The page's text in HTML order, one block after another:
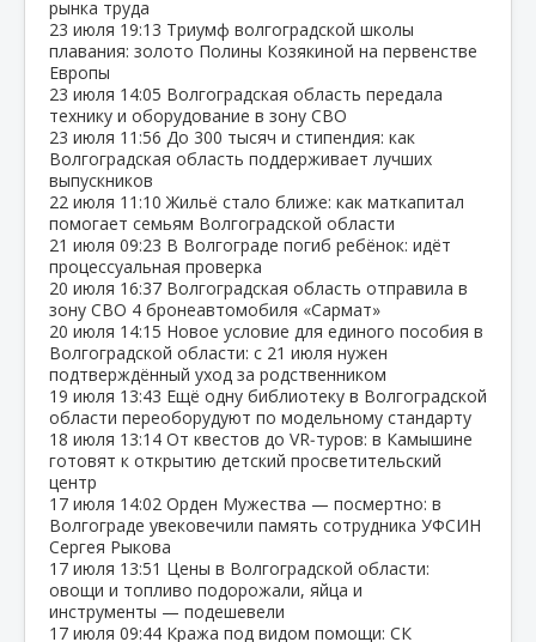
рынка труда
23 июля 19:13 Триумф волгоградской школы
плавания: золото Полины Козякиной на первенстве
Европы
23 июля 14:05 Волгоградская область передала
технику и оборудование в зону СВО
23 июля 11:56 До 300 тысяч и стипендия: как
Волгоградская область поддерживает лучших
выпускников
22 июля 11:10 Жильё стало ближе: как маткапитал
помогает семьям Волгоградской области
21 июля 09:23 В Волгограде погиб ребёнок: идёт
процессуальная проверка
20 июля 16:37 Волгоградская область отправила в
зону СВО 4 бронеавтомобиля «Сармат»
20 июля 14:15 Новое условие для единого пособия в
Волгоградской области: с 21 июля нужен
подтверждённый уход за родственником
19 июля 13:43 Ещё одну библиотеку в Волгоградской
области переоборудуют по модельному стандарту
18 июля 13:14 От квестов до VR‑туров: в Камышине
готовят к открытию детский просветительский
центр
17 июля 14:02 Орден Мужества — посмертно: в
Волгограде увековечили память сотрудника УФСИН
Сергея Рыкова
17 июля 13:51 Цены в Волгоградской области:
овощи и топливо подорожали, яйца и
инструменты — подешевели
17 июля 09:44 Кража под видом помощи: СК